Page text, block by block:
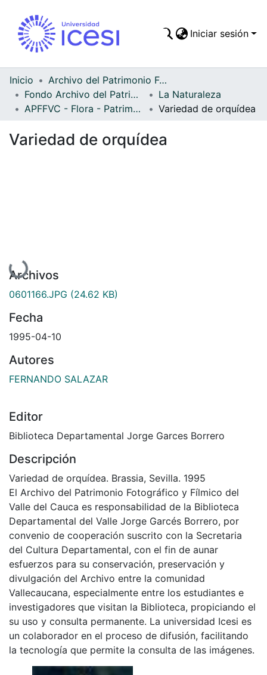
Todo DSpace
Estadísticas
Iniciar sesión
Inicio
Archivo del Patrimonio Fotográfico y Fílmico del Valle del Cauca
Fondo Archivo del Patrimonio Fotográfico y Fílmico del Valle del Cauca
La Naturaleza
APFFVC - Flora - Patrimonial
Variedad de orquídea
Variedad de orquídea
Cargando...
Archivos
0601166.JPG (24.62 KB)
Fecha
1995-04-10
Autores
FERNANDO SALAZAR
Editor
Biblioteca Departamental Jorge Garces Borrero
Descripción
Variedad de orquídea. Brassia, Sevilla. 1995
El Archivo del Patrimonio Fotográfico y Fílmico del
Valle del Cauca es responsabilidad de la Biblioteca
Departamental del Valle Jorge Garcés Borrero, por
convenio de cooperación suscrito con la Secretaria
del Cultura Departamental, con el fin de aunar
esfuerzos para su conservación, preservación y
divulgación del Archivo entre la comunidad
Vallecaucana, especialmente entre los estudiantes e
investigadores que visitan la Biblioteca, propiciando el
su uso y consulta permanente. La universidad Icesi es
un colaborador en el proceso de difusión, facilitando
la tecnología que permite la consulta de las imágenes.